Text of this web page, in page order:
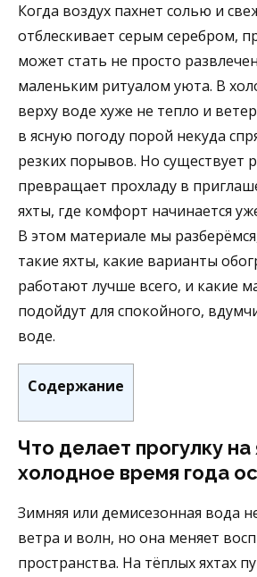
Когда воздух пахнет солью и
отблескивает серым серебром,
может стать не просто
маленьким ритуалом уюта. В
верху воде хуже не тепло и
в ясную погоду порой некуда
резких порывов. Но существует
превращает прохладу в
яхты, где комфорт начинается
В этом материале мы
такие яхты, какие варианты
работают лучше всего, и какие
подойдут для спокойного,
воде.
Содержание
Что делает прогулку на
холодное время года
Зимняя или демисезонная вода
ветра и волн, но она меняет
пространства. На тёплых яхтах